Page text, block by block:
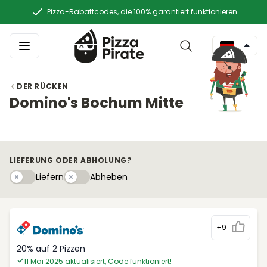
Pizza-Rabattcodes, die 100% garantiert funktionieren
DER RÜCKEN
Domino's Bochum Mitte
LIEFERUNG ODER ABHOLUNG?
LiefernLiefernAbhebeny
Abheben
+9
20% auf 2 Pizzen
11 Mai 2025 aktualisiert, Code funktioniert!